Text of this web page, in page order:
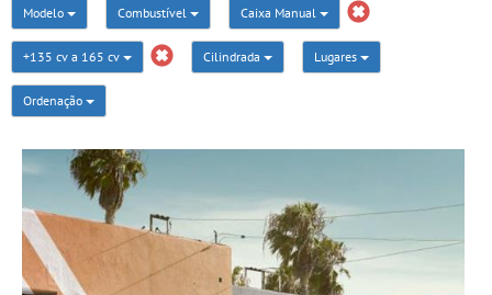
Modelo Combustível Caixa Manual
+135 cv a 165 cv Cilindrada Lugares
Ordenação